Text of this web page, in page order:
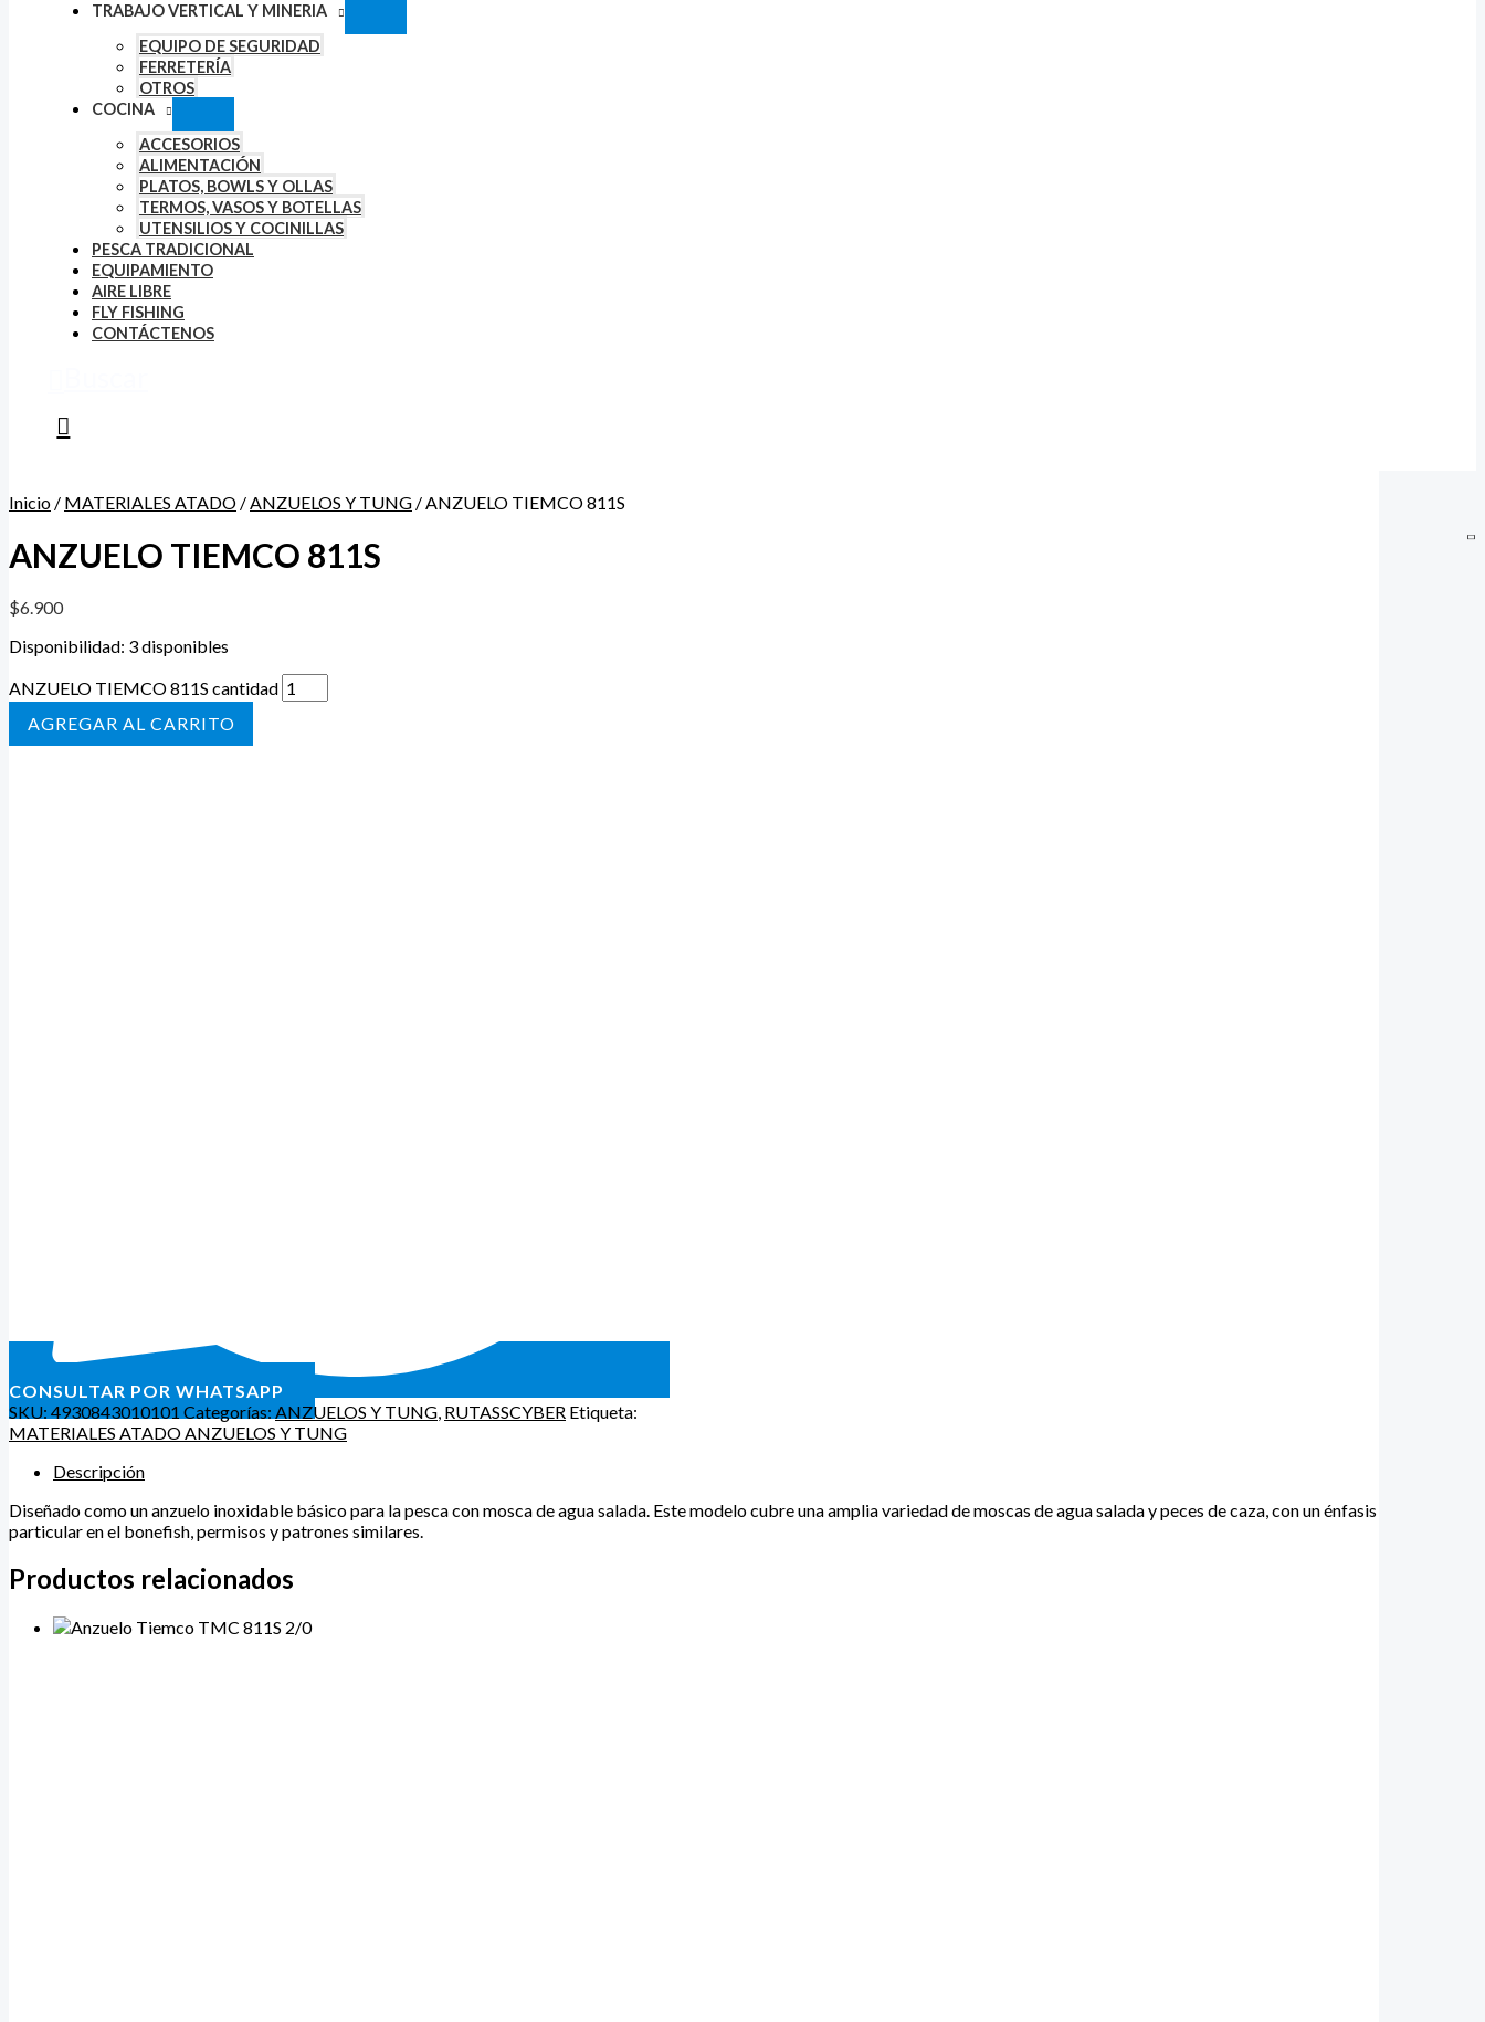
TRABAJO VERTICAL Y MINERIA
EQUIPO DE SEGURIDAD
FERRETERÍA
OTROS
COCINA
ACCESORIOS
ALIMENTACIÓN
PLATOS, BOWLS Y OLLAS
TERMOS, VASOS Y BOTELLAS
UTENSILIOS Y COCINILLAS
PESCA TRADICIONAL
EQUIPAMIENTO
AIRE LIBRE
FLY FISHING
CONTÁCTENOS
Inicio / MATERIALES ATADO /ANZUELOS Y TUNG / ANZUELO TIEMCO 811S
ANZUELO TIEMCO 811S
$6.900
Disponibilidad: 3 disponibles
ANZUELO TIEMCO 811S cantidad
AÑADIR AL CARRITO
CONSULTAR POR WHATSAPP
SKU: 4930843010101 Categorías: ANZUELOS Y TUNG RUTASSCYBER Etiqueta:
MATERIALES ATADO ANZUELOS Y TUNG
Descripción
Diseñado como un anzuelo inoxidable básico para la pesca con mosca de agua salada. Este modelo cubre una amplia variedad de moscas de agua salada y peces de caza, con un énfasis
particular en el bonefish, permisos y patrones similares.
Productos relacionados